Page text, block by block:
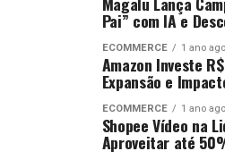
Pai” com IA e
ECOMMERCE 1 ano ago
Amazon Investe
Expansão e
ECOMMERCE 1 ano ago
Shopee Vídeo na
Aproveitar até